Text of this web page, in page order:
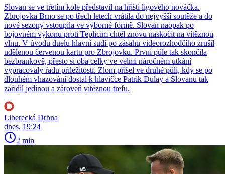
Slovan se ve třetím kole představil na hřišti ligového nováčka.
Zbrojovka Brno se po třech letech vrátila do nejvyšší soutěže a do
nové sezony vstoupila ve výborné formě. Slovan naopak po
bojovném výkonu proti Teplicím chtěl znovu naskočit na vítěznou
vlnu. V úvodu duelu hlavní sudí po zásahu videorozhodčího zrušil
udělenou červenou kartu pro Zbrojovku. První půle tak skončila
bezbrankově, přesto si oba celky ve velmi náročném utkání
vypracovaly řadu příležitostí. Zlom přišel ve druhé půli, kdy se po
dlouhém vhazování dostal k hlavičce Patrik Dulay a Slovanu tak
zařídil jedinou a zároveň vítěznou trefu.
Liberecká Drbna
dnes, 19:24
2 min